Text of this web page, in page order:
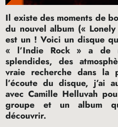
Il existe des moments de
du nouvel album («
est un ! Voici un disque
«
l’Indie Rock » a de
splendides, des
vraie recherche dans la
l’écoute du disque, j’ai
avec Camille Helluvah
groupe et un album
découvrir.